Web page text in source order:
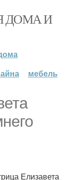
ДОМА И
мебель
Елизавета